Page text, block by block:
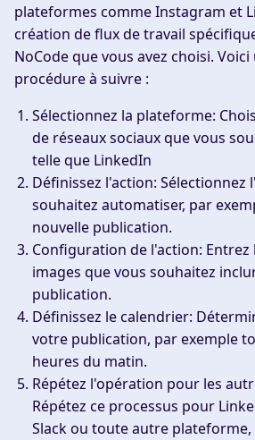
plateformes comme Instagram et
création de flux de travail
NoCode que vous avez choisi.
procédure à suivre :
Sélectionnez la plateforme:
de réseaux sociaux que vous
telle que LinkedIn
Définissez l'action: Sélectionnez
souhaitez automatiser, par
nouvelle publication.
Configuration de l'action: Entrez
images que vous souhaitez
publication.
Définissez le calendrier:
votre publication, par exemple
heures du matin.
Répétez l'opération pour les
Répétez ce processus pour
Slack ou toute autre